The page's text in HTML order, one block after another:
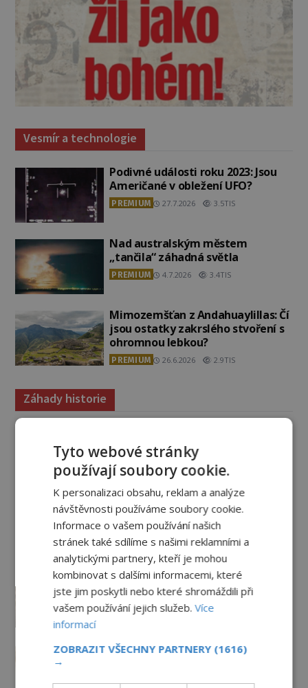
Vesmír a technologie
Podivné události roku 2023: Jsou
Američané v obležení UFO?
PREMIUM 27.7.2026 3.5TIS
Nad australským městem
„tančila“ záhadná světla
PREMIUM 4.7.2026 3.4TIS
Mimozemšťan z Andahuaylillas: Čí
jsou ostatky zakrslého stvoření s
ohromnou lebkou?
PREMIUM 26.6.2026 2.9TIS
Záhady historie
Relikvie, které putují Evropou a
dodnes budí úžas
6.8.2026 1.6TIS
Železný zázrak z Indie: Proč tento
sloup už 1 600 let nezná rez?
5.8.2026 2.2TIS
Zrod legend o válečné lsti:
Opravdu na zmatení nepřítele
vypouštěli vypasené králíky?
Mapa Piriho Reise: Zakázané
Tyto webové stránky
používají soubory cookie.
K personalizaci obsahu, reklam a analýze
návštěvnosti používáme soubory cookie.
Informace o vašem používání našich
stránek také sdílíme s našimi reklamními a
analytickými partnery, kteří je mohou
kombinovat s dalšími informacemi, které
jste jim poskytli nebo které shromáždili při
vašem používání jejich služeb.Více
informací
ZOBRAZIT VŠECHNY PARTNERY (1616)
→